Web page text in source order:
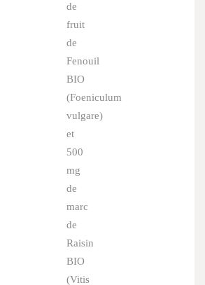
de
fruit
de
Fenouil
BIO
(Foeniculum
vulgare)
et
500
mg
de
marc
de
Raisin
BIO
(Vitis